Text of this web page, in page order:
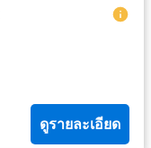
ดูรายละเอียด